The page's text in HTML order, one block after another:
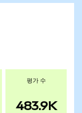
평가 수
483.9K